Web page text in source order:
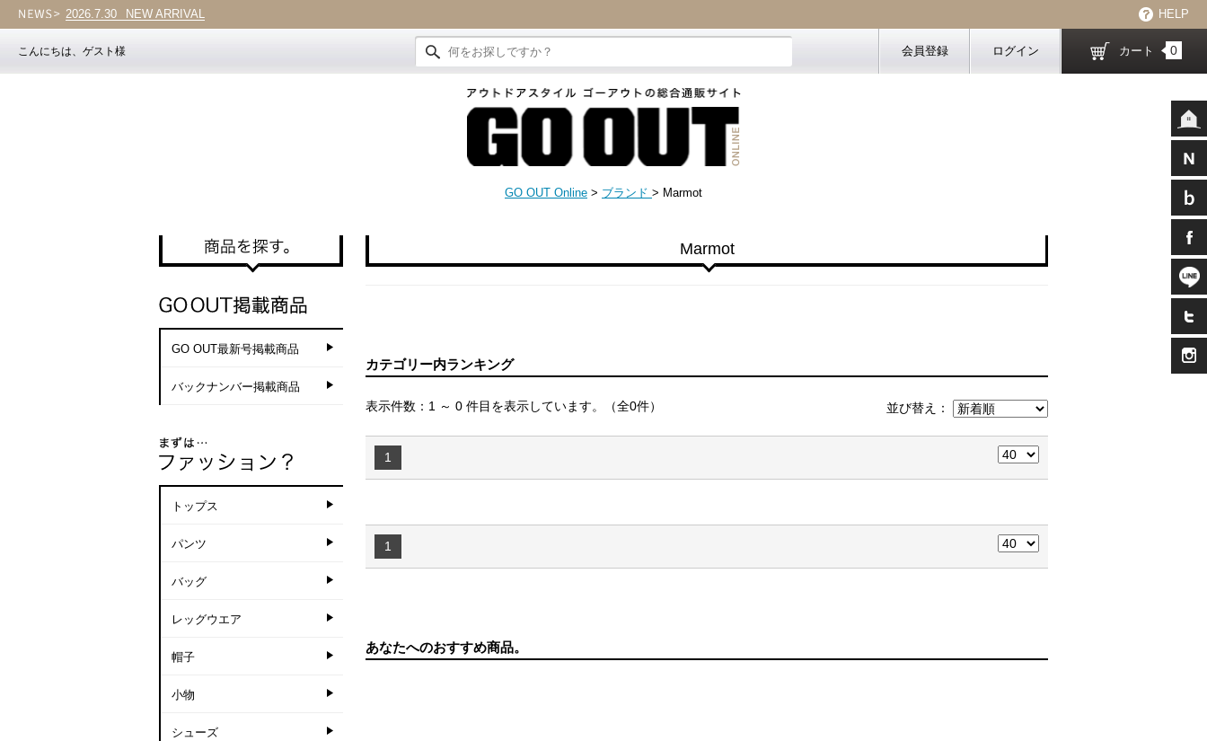
2026.7.30 Vol.203
HELP
こんにちは、ゲスト様 会員登録 ログイン カート 0
GO OUT Online > ブランド > Marmot
GO OUT最新号掲載商品
バックナンバー掲載商品
トップス
パンツ
バッグ
レッグウエア
帽子
小物
シューズ
Marmot
カテゴリー内ランキング
表示件数：1 ～ 0 件目を表示しています。（全0件） 並び替え：
1
1
あなたへのおすすめ商品。